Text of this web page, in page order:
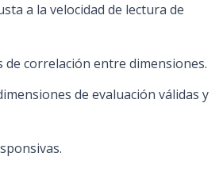
a la velocidad de lectura de
de correlación entre dimensiones.
de evaluación válidas y